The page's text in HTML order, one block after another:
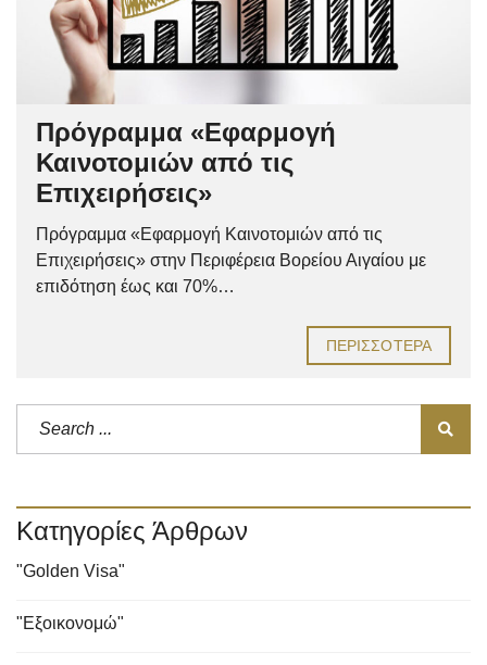
Πρόγραμμα «Εφαρμογή
Καινοτομιών από τις
Επιχειρήσεις»
Πρόγραμμα «Εφαρμογή Καινοτομιών από τις
Επιχειρήσεις» στην Περιφέρεια Βορείου Αιγαίου με
επιδότηση έως και 70%…
ΠΕΡΙΣΣΌΤΕΡΑ
Κατηγορίες Άρθρων
"Golden Visa"
"Εξοικονομώ"